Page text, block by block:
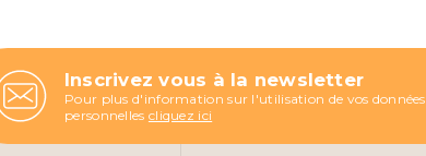
Inscrivez vous à la newsletter
Pour plus d'information sur l'utilisation de vos données
personnelles cliquez ici